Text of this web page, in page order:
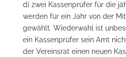
d) zwei Kassenprüfer für die
werden für ein Jahr von der
gewählt. Wiederwahl ist
ein Kassenprüfer sein Amt
der Vereinsrat einen neuen